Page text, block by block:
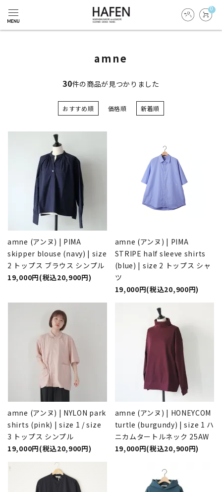
0
amne
30件の商品が見つかりました
おすすめ順 価格順 新着順
amne (アンヌ) | PIMA
skipper blouse (navy) | size
2 トップス ブラウス シンプル
19,000円(税込20,900円)
amne (アンヌ) | PIMA
STRIPE half sleeve shirts
(blue) | size 2 トップス シャ
ツ
19,000円(税込20,900円)
amne (アンヌ) | NYLON park
shirts (pink) | size 1 / size
3 トップス シンプル
19,000円(税込20,900円)
amne (アンヌ) | HONEYCOM
turtle (burgundy) | size 1 ハ
ニカムタートルネック 25AW
19,000円(税込20,900円)